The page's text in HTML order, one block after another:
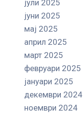
јули 2025
јуни 2025
мај 2025
април 2025
март 2025
февруари 2025
јануари 2025
декември 2024
ноември 2024